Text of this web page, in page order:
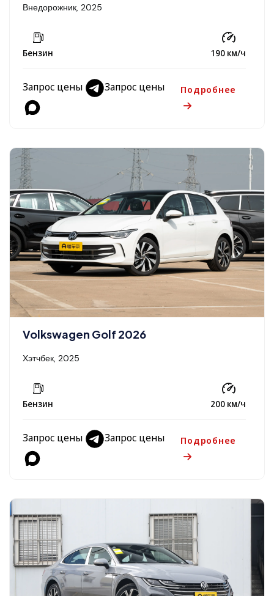
Внедорожник, 2025
Бензин 190 км/ч
Запрос цены Запрос цены Подробнее
Volkswagen Golf 2026
Хэтчбек, 2025
Бензин 200 км/ч
Запрос цены Запрос цены Подробнее